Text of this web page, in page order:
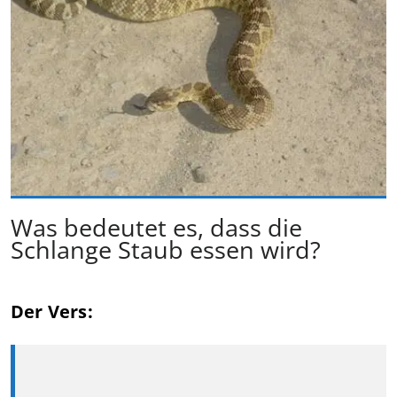
Was bedeutet es, dass die
Schlange Staub essen wird?
Der Vers: